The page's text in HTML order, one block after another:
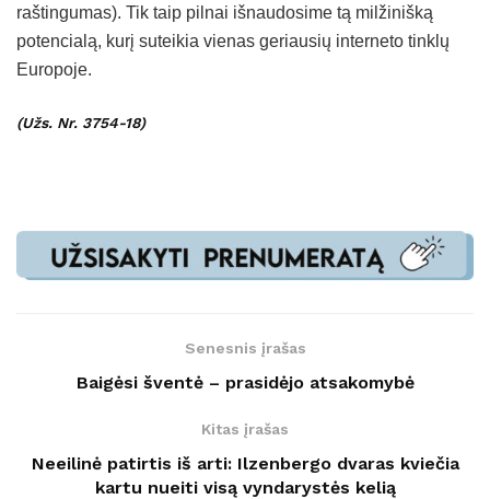
raštingumas). Tik taip pilnai išnaudosime tą milžinišką
potencialą, kurį suteikia vienas geriausių interneto tinklų
Europoje.
(Užs. Nr. 3754-18)
Senesnis įrašas
Baigėsi šventė – prasidėjo atsakomybė
Kitas įrašas
Neeilinė patirtis iš arti: Ilzenbergo dvaras kviečia
kartu nueiti visą vyndarystės kelią